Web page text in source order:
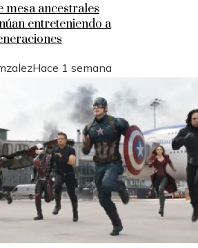
mesa ancestrales
entreteniendo a
Hace 1 semana